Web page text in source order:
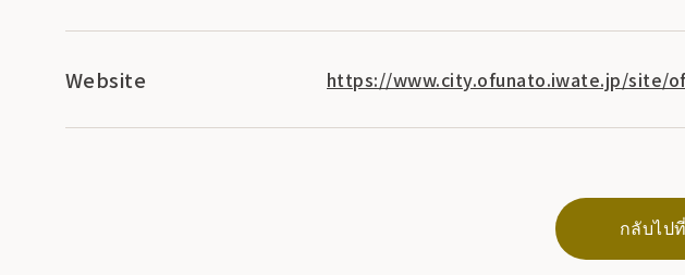
Website https://www.city.ofunato.iwate.jp/site/
กลับไป